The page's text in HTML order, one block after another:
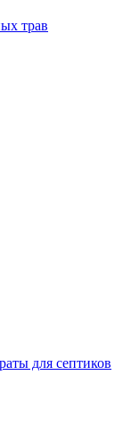
трав
для септиков